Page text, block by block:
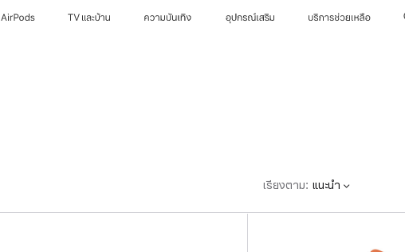
AirPods TV และบ้าน ความบันเทิง อุปกรณ์เสริม บริการช่วยเหลือ
เรียงตาม: แนะนำ